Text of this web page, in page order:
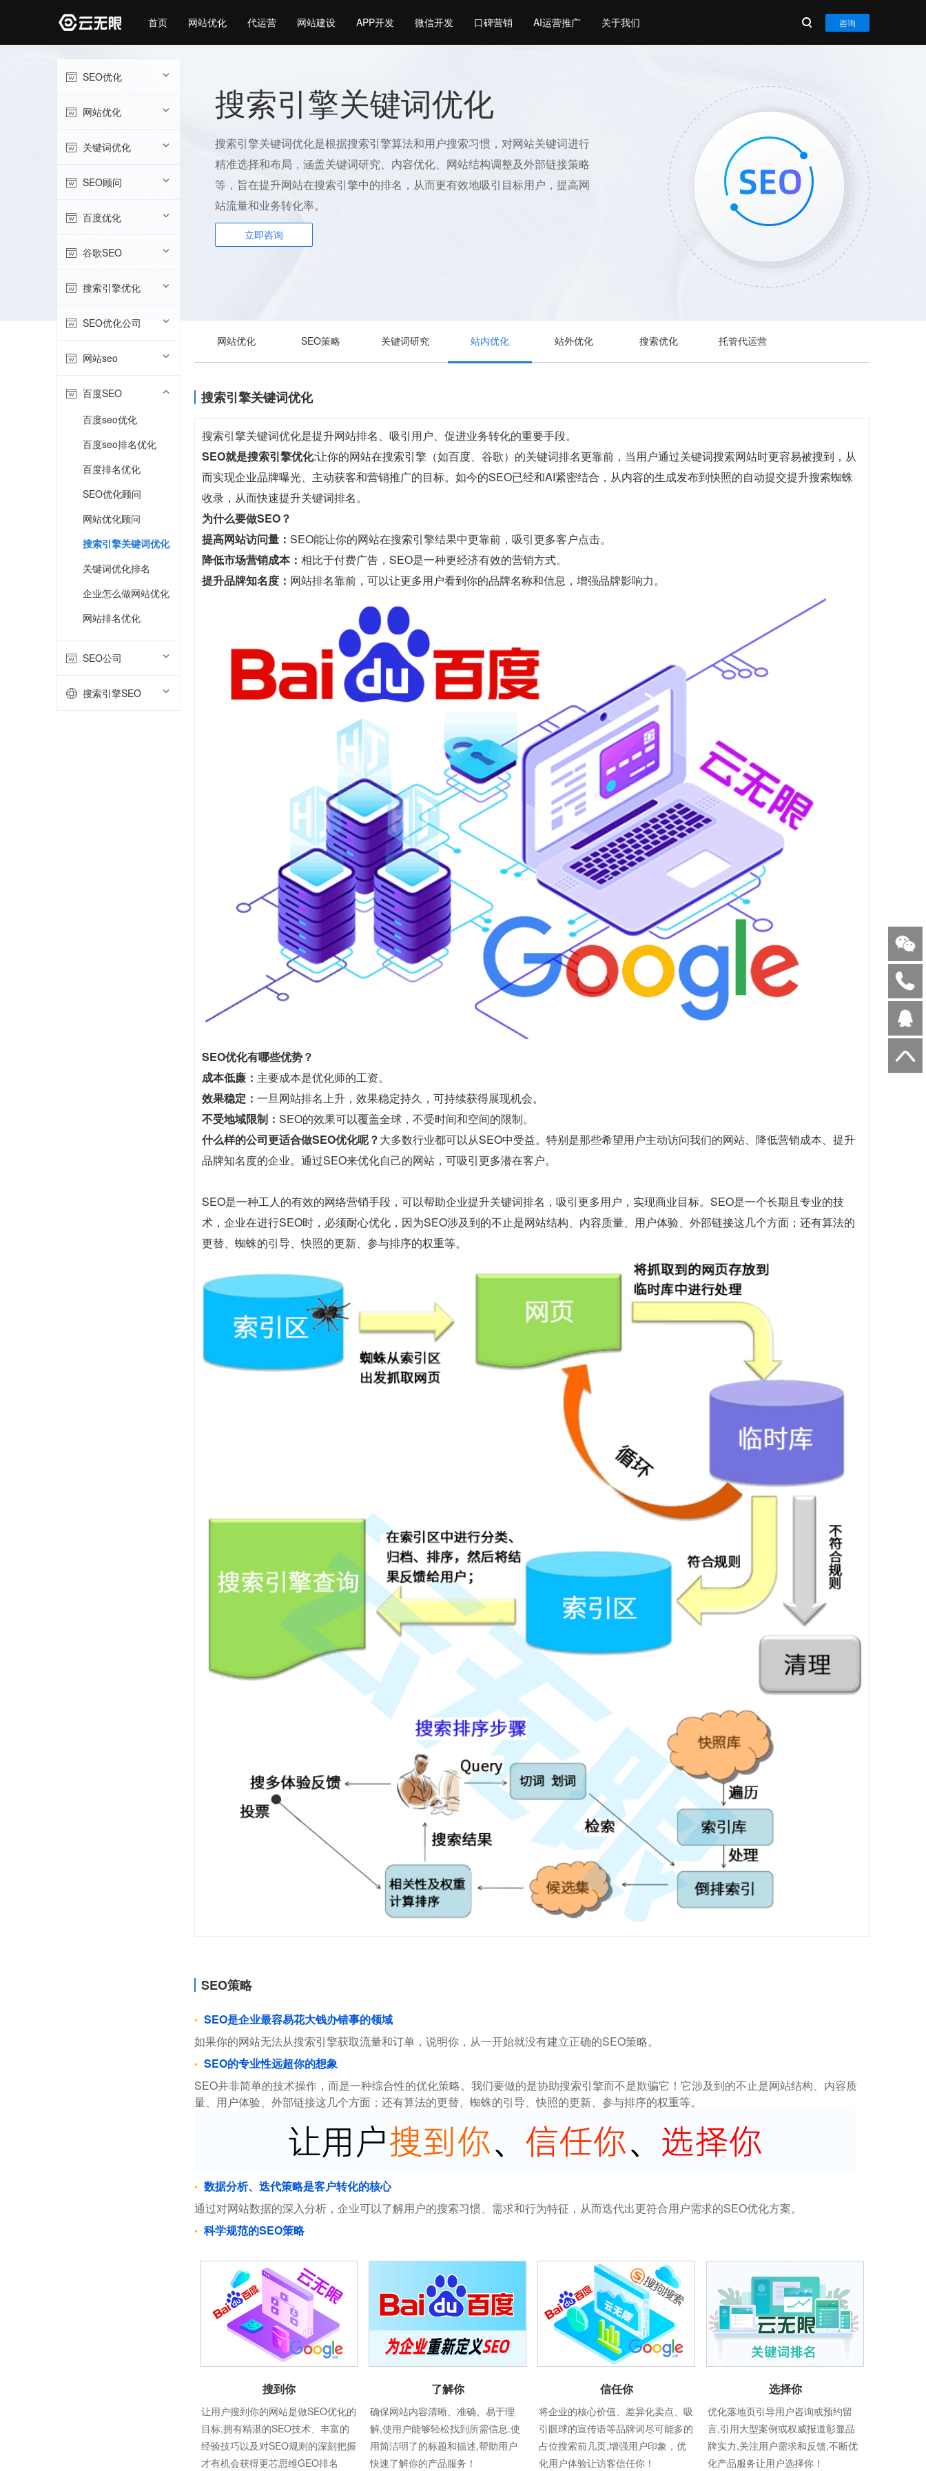
首页 网站优化 代运营 网站建设 APP开发 微信开发 口碑营销 AI运营推广 关于我们 咨询
搜索引擎关键词优化
搜索引擎关键词优化是根据搜索引擎算法和用户搜索习惯，对网站关键词进行
精准选择和布局，涵盖关键词研究、内容优化、网站结构调整及外部链接策略
等，旨在提升网站在搜索引擎中的排名，从而更有效地吸引目标用户，提高网
站流量和业务转化率。
立即咨询
SEO优化
网站优化
关键词优化
SEO顾问
百度优化
谷歌SEO
搜索引擎优化
SEO优化公司
网站seo
百度SEO
百度seo优化
百度seo排名优化
百度排名优化
SEO优化顾问
网站优化顾问
搜索引擎关键词优化
关键词优化排名
企业怎么做网站优化
网站排名优化
SEO公司
搜索引擎SEO
网站优化 SEO策略 关键词研究 站内优化 站外优化 搜索优化 托管代运营
搜索引擎关键词优化
搜索引擎关键词优化是提升网站排名、吸引用户、促进业务转化的重要手段。
SEO就是搜索引擎优化:让你的网站在搜索引擎（如百度、谷歌）的关键词排名更靠前，当用户通过关键词搜索网站时更容易被搜到，从
而实现企业品牌曝光、主动获客和营销推广的目标。如今的SEO已经和AI紧密结合，从内容的生成发布到快照的自动提交提升搜索蜘蛛
收录，从而快速提升关键词排名。
为什么要做SEO？
提高网站访问量： SEO能让你的网站在搜索引擎结果中更靠前，吸引更多客户点击。
降低市场营销成本： 相比于付费广告，SEO是一种更经济有效的营销方式。
提升品牌知名度： 网站排名靠前，可以让更多用户看到你的品牌名称和信息，增强品牌影响力。
SEO优化有哪些优势？
成本低廉： 主要成本是优化师的工资。
效果稳定： 一旦网站排名上升，效果稳定持久，可持续获得展现机会。
不受地域限制： SEO的效果可以覆盖全球，不受时间和空间的限制。
什么样的公司更适合做SEO优化呢？大多数行业都可以从SEO中受益。特别是那些希望用户主动访问我们的网站、降低营销成本、提升
品牌知名度的企业。通过SEO来优化自己的网站，可吸引更多潜在客户。
SEO是一种工人的有效的网络营销手段，可以帮助企业提升关键词排名，吸引更多用户，实现商业目标。SEO是一个长期且专业的技
术，企业在进行SEO时，必须耐心优化，因为SEO涉及到的不止是网站结构、内容质量、用户体验、外部链接这几个方面；还有算法的
更替、蜘蛛的引导、快照的更新、参与排序的权重等。
SEO策略
SEO是企业最容易花大钱办错事的领域
如果你的网站无法从搜索引擎获取流量和订单，说明你，从一开始就没有建立正确的SEO策略。
SEO的专业性远超你的想象
SEO并非简单的技术操作，而是一种综合性的优化策略。我们要做的是协助搜索引擎而不是欺骗它！它涉及到的不止是网站结构、内容质
量、用户体验、外部链接这几个方面；还有算法的更替、蜘蛛的引导、快照的更新、参与排序的权重等。
数据分析、迭代策略是客户转化的核心
通过对网站数据的深入分析，企业可以了解用户的搜索习惯、需求和行为特征，从而迭代出更符合用户需求的SEO优化方案。
科学规范的SEO策略
搜到你
让用户搜到你的网站是做SEO优化的
目标,拥有精湛的SEO技术、丰富的
经验技巧以及对SEO规则的深刻把握
才有机会获得更芯思维GEO排名
了解你
确保网站内容清晰、准确、易于理
解,使用户能够轻松找到所需信息.使
用简洁明了的标题和描述,帮助用户
快速了解你的产品服务！
信任你
将企业的核心价值、差异化卖点、吸
引眼球的宣传语等品牌词尽可能多的
占位搜索前几页,增强用户印象，优
化用户体验让访客信任你！
选择你
优化落地页引导用户咨询或预约留
言,引用大型案例或权威报道彰显品
牌实力,关注用户需求和反馈,不断优
化产品服务让用户选择你！